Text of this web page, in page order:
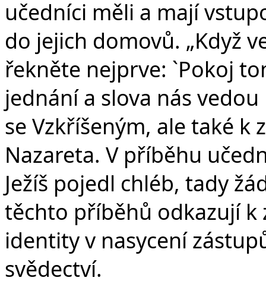
učedníci měli a mají
do jejich domovů. „Když
řekněte nejprve: `Pokoj
jednání a slova nás
se Vzkříšeným, ale také k
Nazareta. V příběhu
Ježíš pojedl chléb, tady
těchto příběhů odkazují k
identity v nasycení
svědectví.